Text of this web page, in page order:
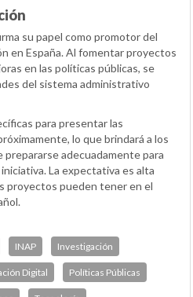
su papel como promotor del
en España. Al fomentar proyectos
en las políticas públicas, se
del sistema administrativo
para presentar las
lo que brindará a los
adecuadamente para
La expectativa es alta
proyectos pueden tener en el
INAP Investigación
Digital Políticas Públicas